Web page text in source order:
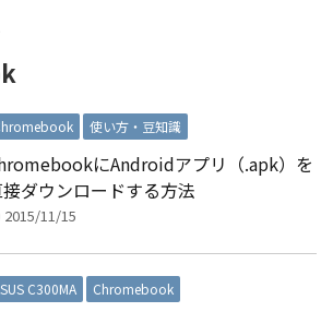
使い方・豆知識
にAndroidアプリ（.apk）を
ダウンロードする方法
2015/11/15
C300MA
Chromebook